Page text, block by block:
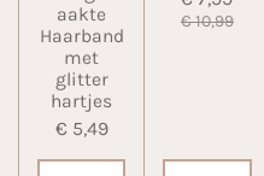
aakte
Haarband
met
glitter
hartjes
€ 5,49
€ 10,99